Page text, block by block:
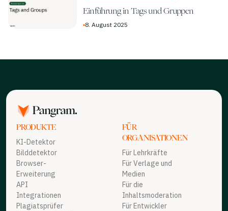
Einführung in Tags und Gruppen
▪8. August 2025
PRODUKTE
KI-Detektor
Bilddetektor
Browser-
Erweiterung
API
Integrationen
Plagiatsprüfer
FÜR
ORGANISATIONEN
Für Lehrkräfte
Für Verlage und
Medien
Für die
Inhaltsmoderation
Für Entwickler